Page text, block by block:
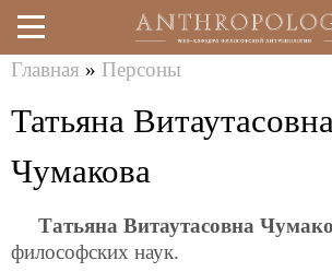
Перейти
к
здесь
Главная » Персоны
Татьяна
Чумакова
Татьяна Витаутасовна
философских наук.